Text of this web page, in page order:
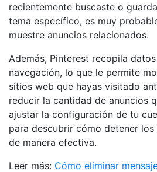
recientemente buscaste o
tema específico, es muy
muestre anuncios relacionados.
Además, Pinterest recopila
navegación, lo que le permite
sitios web que hayas visitado
reducir la cantidad de anuncios
ajustar la configuración de tu
para descubrir cómo detener los
de manera efectiva.
Leer más: Cómo eliminar